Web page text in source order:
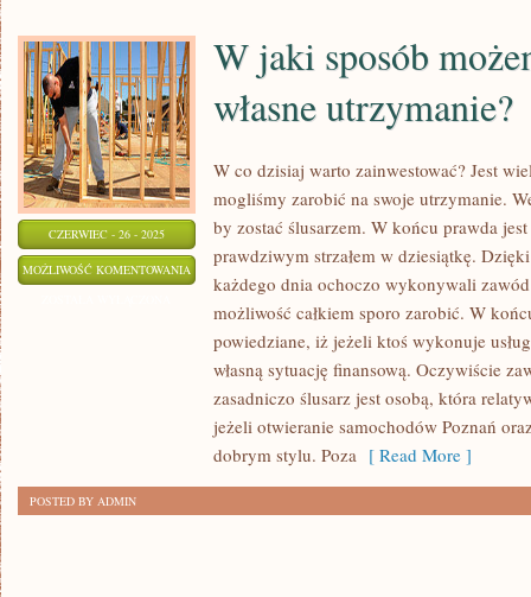
CZERWIEC - 26 - 2025
MOŻLIWOŚĆ KOMENTOWANIA
WŁASNE
W jaki sposób
własne utrzymanie?
W co dzisiaj warto zainwestować? Jest
mogliśmy zarobić na swoje utrzymanie.
by zostać ślusarzem. W końcu prawda
prawdziwym strzałem w dziesiątkę.
każdego dnia ochoczo wykonywali
możliwość całkiem sporo zarobić. W
powiedziane, iż jeżeli ktoś wykonuje
własną sytuację finansową. Oczywiście
zasadniczo ślusarz jest osobą, która
jeżeli otwieranie samochodów Poznań
dobrym stylu. Poza [ Read More ]
POSTED BY ADMIN